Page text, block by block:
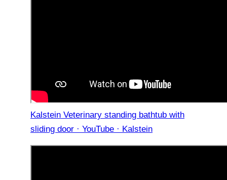
Kalstein Veterinary standing bathtub with
sliding door · YouTube · Kalstein